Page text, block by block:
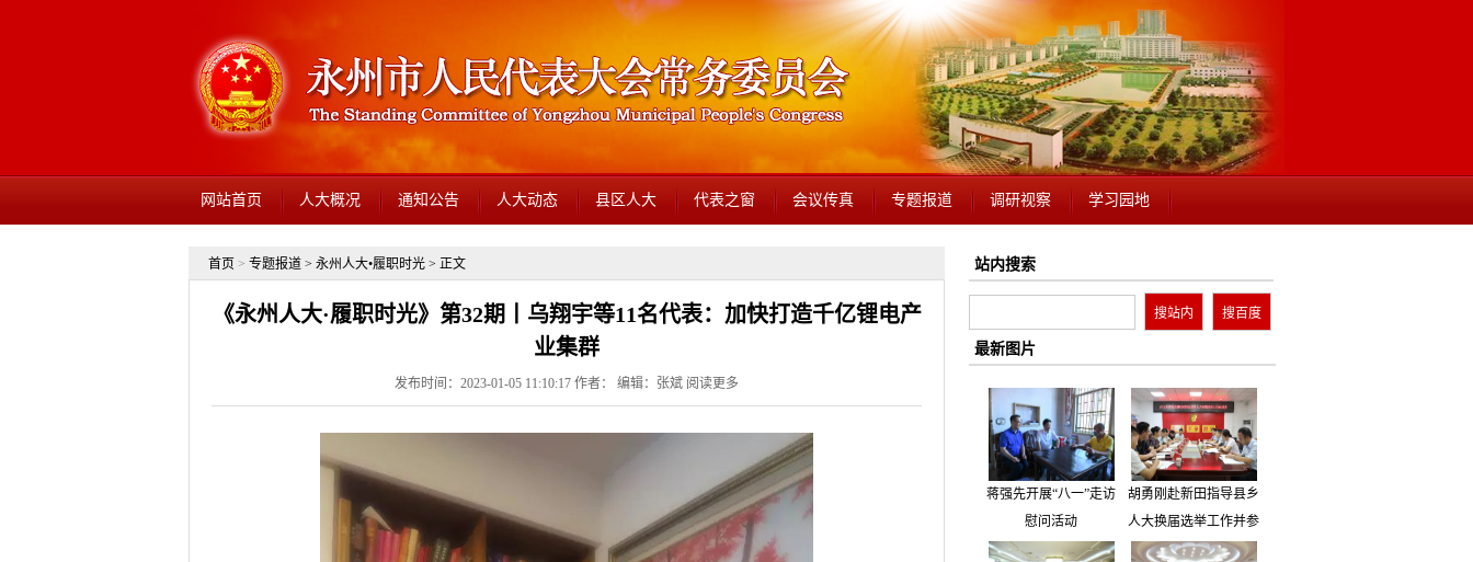
网站首页 人大概况 通知公告 人大动态 县区人大 代表之窗 会议传真 专题报道 调研视察 学习园地
首页 > 专题报道 > 永州人大•履职时光 > 正文
《永州人大·履职时光》第32期丨乌翔宇等11名代表：加快打造千亿锂电产
业集群
发布时间：2023-01-05 11:10:17 作者： 编辑：张斌 阅读更多
站内搜索
最新图片
蒋强先开展“八一”走访
慰问活动
胡勇刚赴新田指导县乡
人大换届选举工作并参
加市人大代表小组主题